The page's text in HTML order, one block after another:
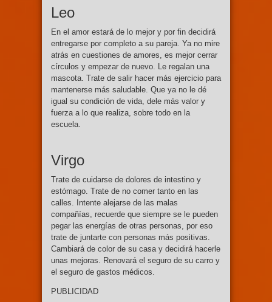
Leo
En el amor estará de lo mejor y por fin decidirá
entregarse por completo a su pareja. Ya no mire
atrás en cuestiones de amores, es mejor cerrar
círculos y empezar de nuevo. Le regalan una
mascota. Trate de salir hacer más ejercicio para
mantenerse más saludable. Que ya no le dé
igual su condición de vida, dele más valor y
fuerza a lo que realiza, sobre todo en la
escuela.
Virgo
Trate de cuidarse de dolores de intestino y
estómago. Trate de no comer tanto en las
calles. Intente alejarse de las malas
compañías, recuerde que siempre se le pueden
pegar las energías de otras personas, por eso
trate de juntarte con personas más positivas.
Cambiará de color de su casa y decidirá hacerle
unas mejoras. Renovará el seguro de su carro y
el seguro de gastos médicos.
PUBLICIDAD